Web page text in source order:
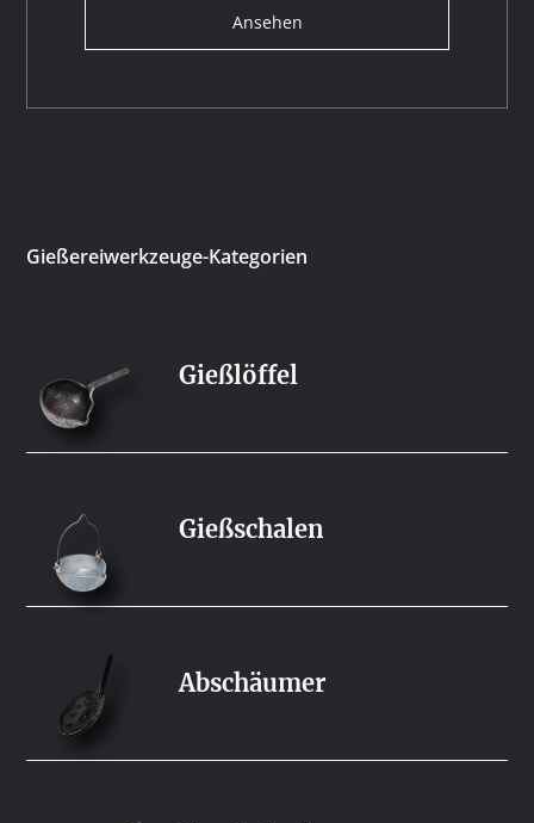
Ansehen
Gießereiwerkzeuge-Kategorien
Gießlöffel
Gießschalen
Abschäumer